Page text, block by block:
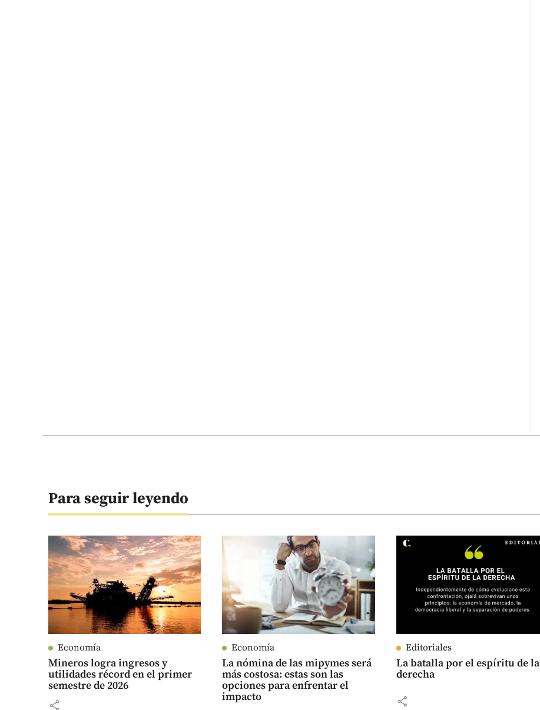
Para seguir leyendo
Economía
Mineros logra ingresos y
utilidades récord en el primer
semestre de 2026
share
Economía
La nómina de las mipymes será
más costosa: estas son las
opciones para enfrentar el
impacto
Editoriales
La batalla por el espíritu de la
derecha
share